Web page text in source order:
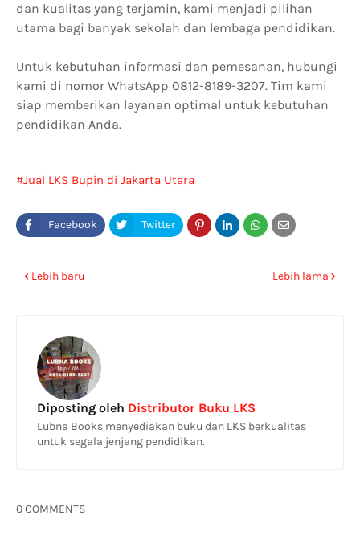
dan kualitas yang terjamin, kami menjadi pilihan
utama bagi banyak sekolah dan lembaga pendidikan.
Untuk kebutuhan informasi dan pemesanan, hubungi
kami di nomor WhatsApp 0812-8189-3207. Tim kami
siap memberikan layanan optimal untuk kebutuhan
pendidikan Anda.
Jual LKS Bupin di Jakarta Utara
Lebih baru Lebih lama
Diposting oleh Distributor Buku LKS
Lubna Books menyediakan buku dan LKS berkualitas
untuk segala jenjang pendidikan.
0 COMMENTS